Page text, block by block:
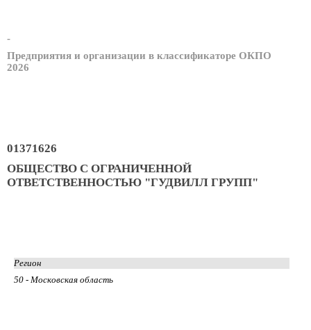
-
Предприятия и организации в классификаторе ОКПО
2026
01371626
ОБЩЕСТВО С ОГРАНИЧЕННОЙ
ОТВЕТСТВЕННОСТЬЮ "ГУДВИЛЛ ГРУПП"
Регион
50 - Московская область